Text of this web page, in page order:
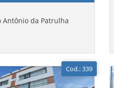
Antônio da Patrulha
Cod.: 339